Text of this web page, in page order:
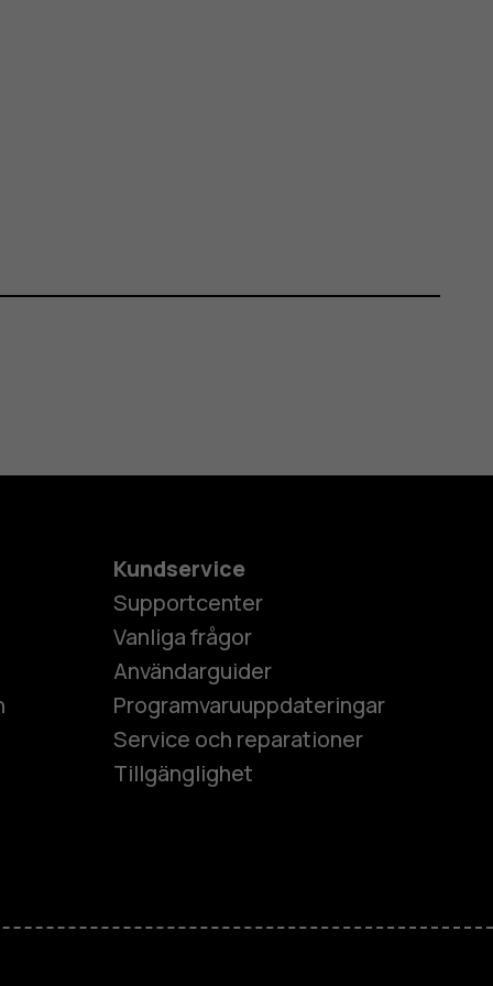
Kundservice
Supportcenter
Vanliga frågor
Användarguider
Programvaruuppdateringar
Service och reparationer
Tillgänglighet